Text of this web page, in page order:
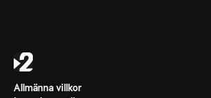
Allmänna villkor